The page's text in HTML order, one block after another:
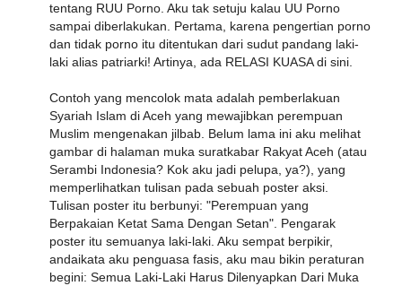
tentang RUU Porno. Aku tak setuju kalau UU Porno
sampai diberlakukan. Pertama, karena pengertian porno
dan tidak porno itu ditentukan dari sudut pandang laki-
laki alias patriarki! Artinya, ada RELASI KUASA di sini.
Contoh yang mencolok mata adalah pemberlakuan
Syariah Islam di Aceh yang mewajibkan perempuan
Muslim mengenakan jilbab. Belum lama ini aku melihat
gambar di halaman muka suratkabar Rakyat Aceh (atau
Serambi Indonesia? Kok aku jadi pelupa, ya?), yang
memperlihatkan tulisan pada sebuah poster aksi.
Tulisan poster itu berbunyi: "Perempuan yang
Berpakaian Ketat Sama Dengan Setan". Pengarak
poster itu semuanya laki-laki. Aku sempat berpikir,
andaikata aku penguasa fasis, aku mau bikin peraturan
begini: Semua Laki-Laki Harus Dilenyapkan Dari Muka